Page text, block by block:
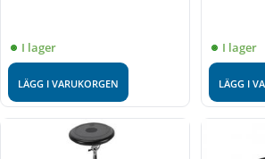
I lager
LÄGG I VARUKORGEN
I lager
LÄGG I